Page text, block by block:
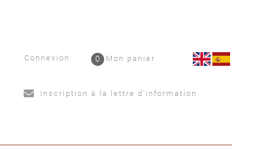
Connexion Mon panier
0
Inscription à la lettre d'information